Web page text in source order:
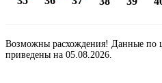
Возможны расхождения! Данные по
приведены на 05.08.2026.